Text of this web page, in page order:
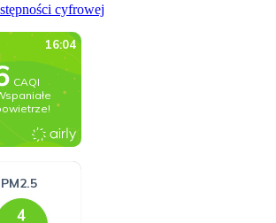
cyfrowej